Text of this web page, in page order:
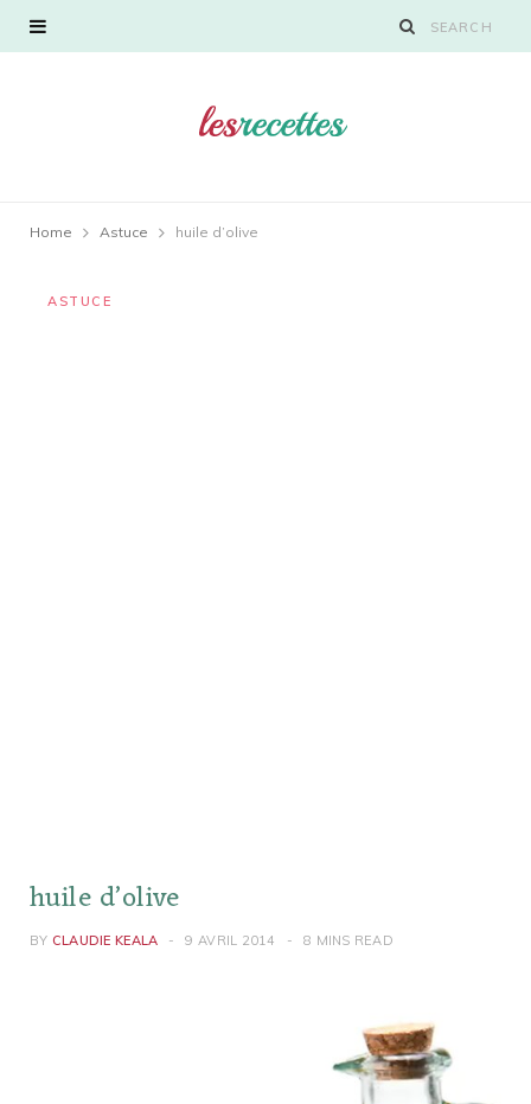
Home Astuce huile d’olive
ASTUCE
huile d’olive
BY CLAUDIE KEALA 9 AVRIL 2014 8 MINS READ